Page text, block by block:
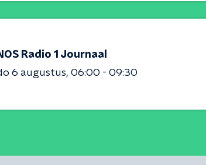
Radio 1 Journaal
6 augustus 06:00 - 09:30